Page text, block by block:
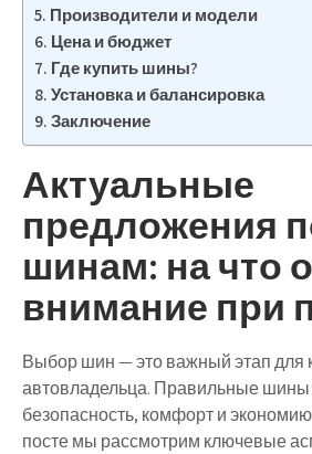
Производители и модели
Цена и бюджет
Где купить шины?
Установка и балансировка
Заключение
Актуальные
предложения
шинам: на что
внимание при
Выбор шин — это важный этап для
автовладельца. Правильные
безопасность, комфорт и
посте мы рассмотрим ключевые